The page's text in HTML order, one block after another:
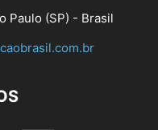
Paulo (SP) - Brasil